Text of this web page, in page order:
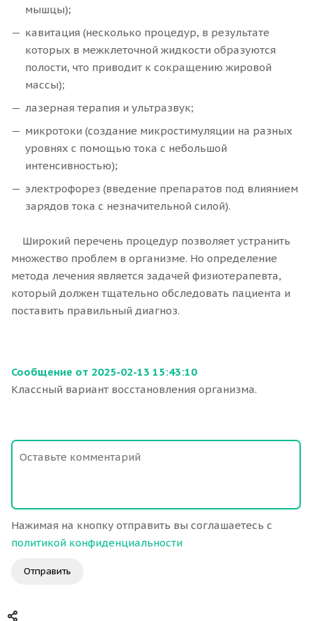
мышцы);
кавитация (несколько процедур, в результате
которых в межклеточной жидкости образуются
полости, что приводит к сокращению жировой
массы);
лазерная терапия и ультразвук;
микротоки (создание микростимуляции на разных
уровнях с помощью тока с небольшой
интенсивностью);
электрофорез (введение препаратов под влиянием
зарядов тока с незначительной силой).
Широкий перечень процедур позволяет устранить
множество проблем в организме. Но определение
метода лечения является задачей физиотерапевта,
который должен тщательно обследовать пациента и
поставить правильный диагноз.
Сообщение от 2025-02-13 15:43:10
Классный вариант восстановления организма.
Нажимая на кнопку отправить вы соглашаетесь с
политикой конфиденциальности
Отправить